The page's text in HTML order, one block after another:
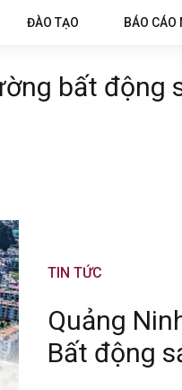
ĐÀO TẠO BÁO CÁO
bất động
TIN TỨC
Quảng
Bất động